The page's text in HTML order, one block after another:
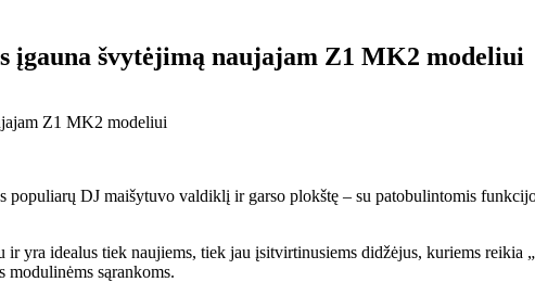
įgauna švytėjimą naujajam Z1 MK2 modeliui
populiarų DJ maišytuvo valdiklį ir garso plokštę – su patobulintomis
yra idealus tiek naujiems, tiek jau įsitvirtinusiems didžėjus, kuriems
modulinėms sąrankoms.